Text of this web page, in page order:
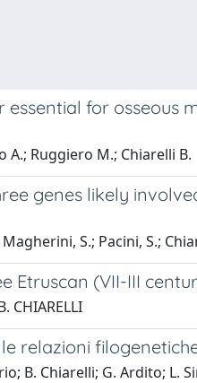
for osseous
A.; Ruggiero M.; Chiarelli B.
genes likely
S.; Pacini, S.;
Etruscan (VII-III
CHIARELLI
relazioni
B. Chiarelli; G. Ardito; L.